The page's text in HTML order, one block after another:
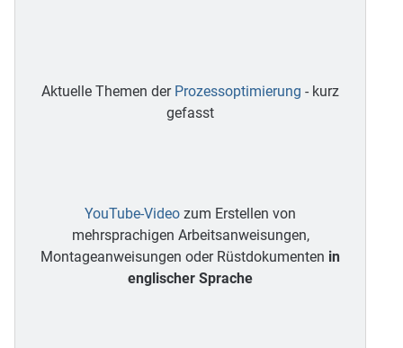
Aktuelle Themen der Prozessoptimierung - kurz
gefasst
YouTube-Video zum Erstellen von
mehrsprachigen Arbeitsanweisungen,
Montageanweisungen oder Rüstdokumenten in
englischer Sprache